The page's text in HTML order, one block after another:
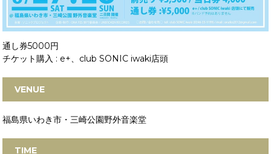
通し券5000円
チケット購入 : e+、club SONIC iwaki店頭
VENUE
福島県いわき市・三崎公園野外音楽堂
TIME